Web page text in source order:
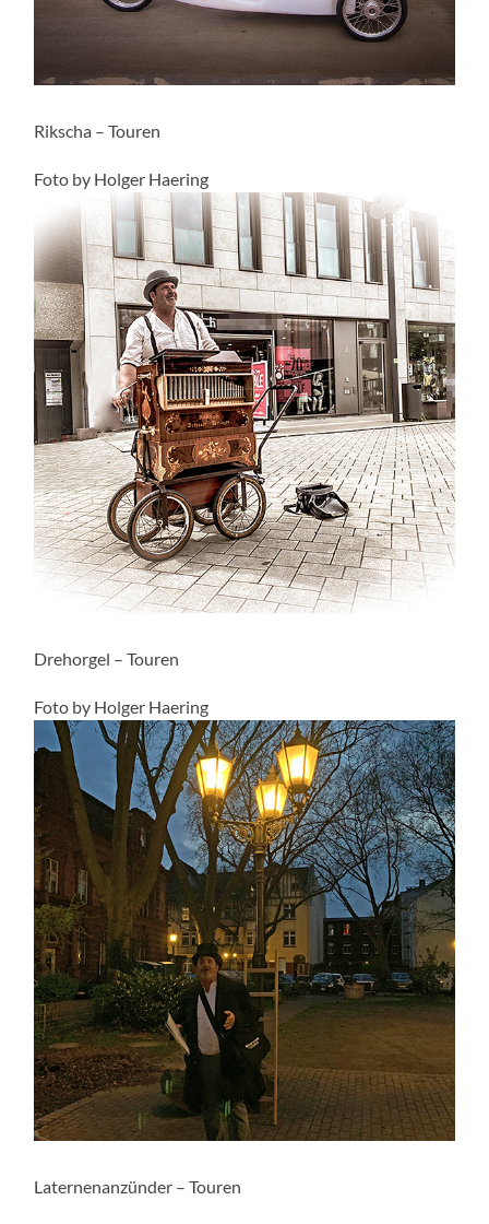
Rikscha – Touren
Foto by Holger Haering
Drehorgel – Touren
Foto by Holger Haering
Laternenanzünder – Touren